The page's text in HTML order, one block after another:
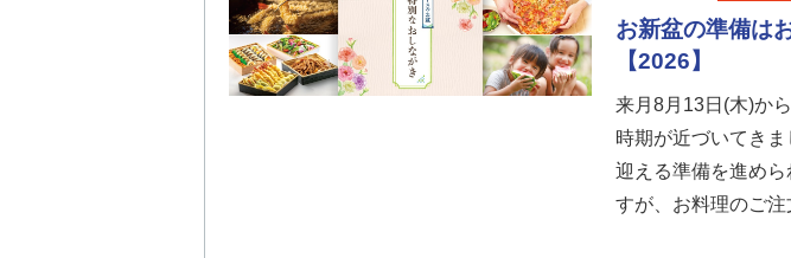
お新盆の準備は
【2026】
来月8月13日(木)か
時期が近づいてき
迎える準備を進め
すが、お料理のご